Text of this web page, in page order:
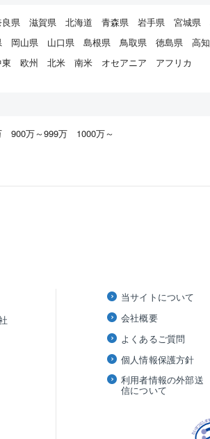
県 滋賀県 北海道 青森県 岩手県 宮城県
岡山県 山口県 島根県 鳥取県 徳島県 高
欧州 北米 南米 オセアニア アフリカ
900万～999万 1000万～
当サイトについて
会社概要
よくあるご質問
個人情報保護方針
利用者情報の外部送
信について